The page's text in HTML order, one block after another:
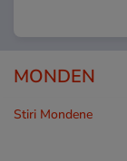
MONDEN
Stiri Mondene